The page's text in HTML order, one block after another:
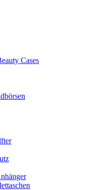
Cases